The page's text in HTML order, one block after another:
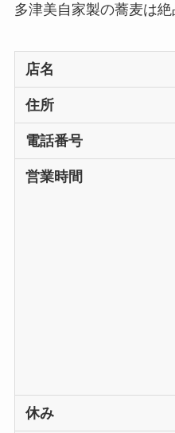
多津美自家製の蕎麦は絶
店名
住所
電話番号
営業時間
休み